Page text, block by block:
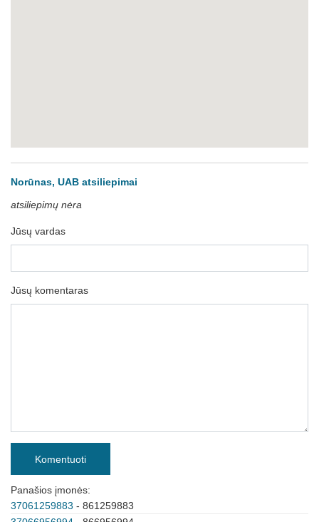
Norūnas, UAB atsiliepimai
atsiliepimų nėra
Jūsų vardas
Jūsų komentaras
Komentuoti
Panašios įmonės:
37061259883 - 861259883